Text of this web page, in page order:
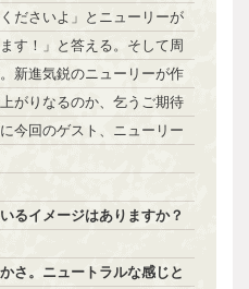
ださいよ」とニューリーが
す！」と答える。そして周
新進気鋭のニューリーが作
がりなるのか、乞うご期待
今回のゲスト、ニューリー
イメージはありますか？
さ。ニュートラルな感じと